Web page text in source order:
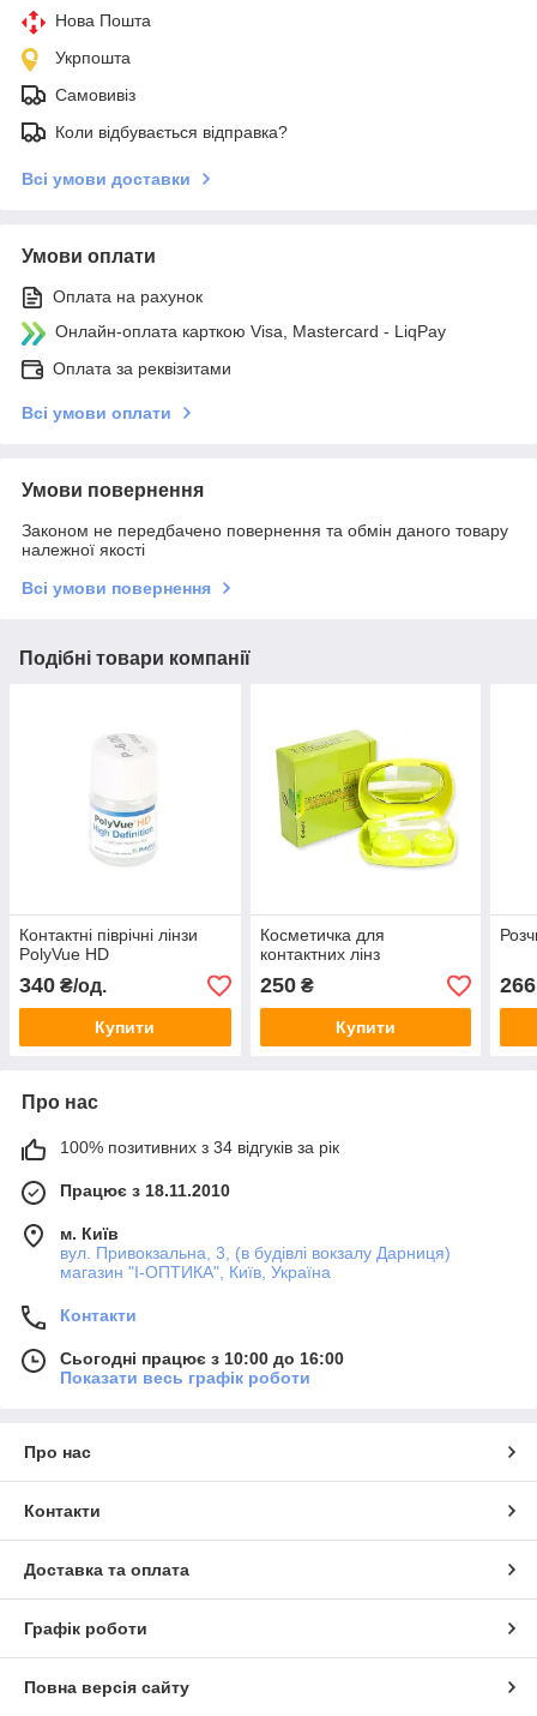
Нова Пошта
Укрпошта
Самовивіз
Коли відбувається відправка?
Всі умови доставки
Умови оплати
Оплата на рахунок
Онлайн-оплата карткою Visa, Mastercard - LiqPay
Оплата за реквізитами
Всі умови оплати
Умови повернення
Законом не передбачено повернення та обмін даного товару
належної якості
Всі умови повернення
Подібні товари компанії
Контактні піврічні лінзи
PolyVue HD
340 ₴/од.
Купити
Косметичка для
контактних лінз
250₴
Купити
266
Про нас
100% позитивних з 34 відгуків за рік
Працює з 18.11.2010
м. Київ
вул. Привокзальна, 3, (в будівлі вокзалу Дарниця)
магазин "I-ОПТИКА", Київ, Україна
Контакти
Сьогодні працює з 10:00 до 16:00
Показати весь графік роботи
Про нас
Контакти
Доставка та оплата
Графік роботи
Повна версія сайту